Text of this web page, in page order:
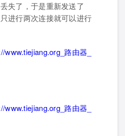
失了，于是重新发送了
进行两次连接就可以进行